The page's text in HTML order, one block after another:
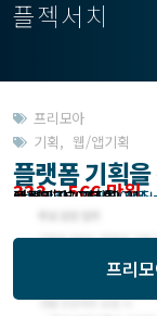
플젝서치
프리모아
기획, 웹/앱기획
플랫폼 기획
333 ~ 566 만원
작업방식 : 기간제 상주
모집기한 : 프리모아에
예상기간 : 365일
등록일 : 2022.02.21
관련지역 : 서울
프리